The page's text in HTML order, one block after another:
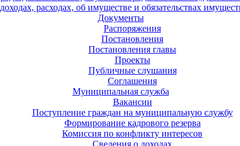
расходах, об имуществе и обязательствах
Документы
Распоряжения
Постановления
Постановления главы
Проекты
Публичные слушания
Соглашения
Муниципальная служба
Вакансии
Поступление граждан на муниципальную службу
Формирование кадрового резерва
Комиссия по конфликту интересов